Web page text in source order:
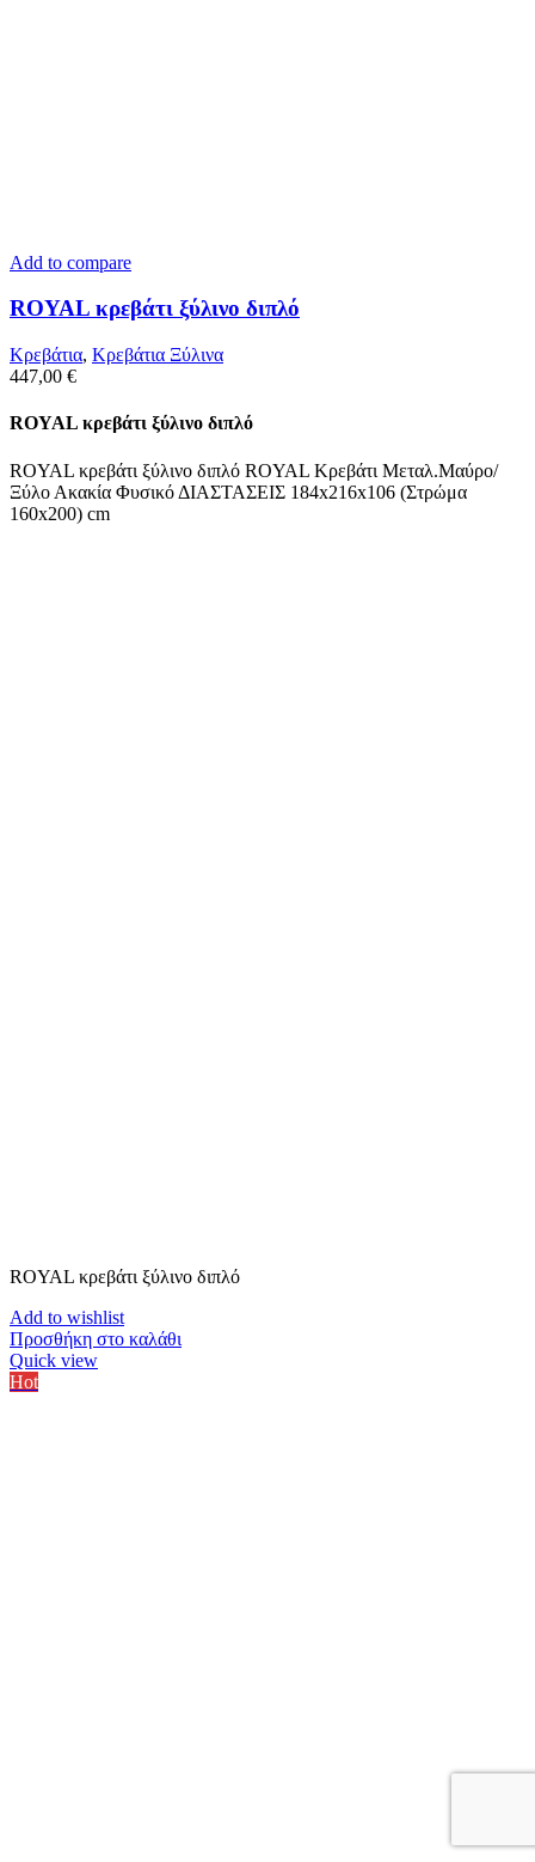
Add to compare
ROYAL κρεβάτι ξύλινο διπλό
Κρεβάτια, Κρεβάτια Ξύλινα
447,00 €
ROYAL κρεβάτι ξύλινο διπλό
ROYAL κρεβάτι ξύλινο διπλό ROYAL Κρεβάτι Μεταλ.Μαύρο/
Ξύλο Ακακία Φυσικό ΔΙΑΣΤΑΣΕΙΣ 184x216x106 (Στρώμα
160x200) cm
ROYAL κρεβάτι ξύλινο διπλό
Add to wishlist
Προσθήκη στο καλάθι
Quick view
Hot